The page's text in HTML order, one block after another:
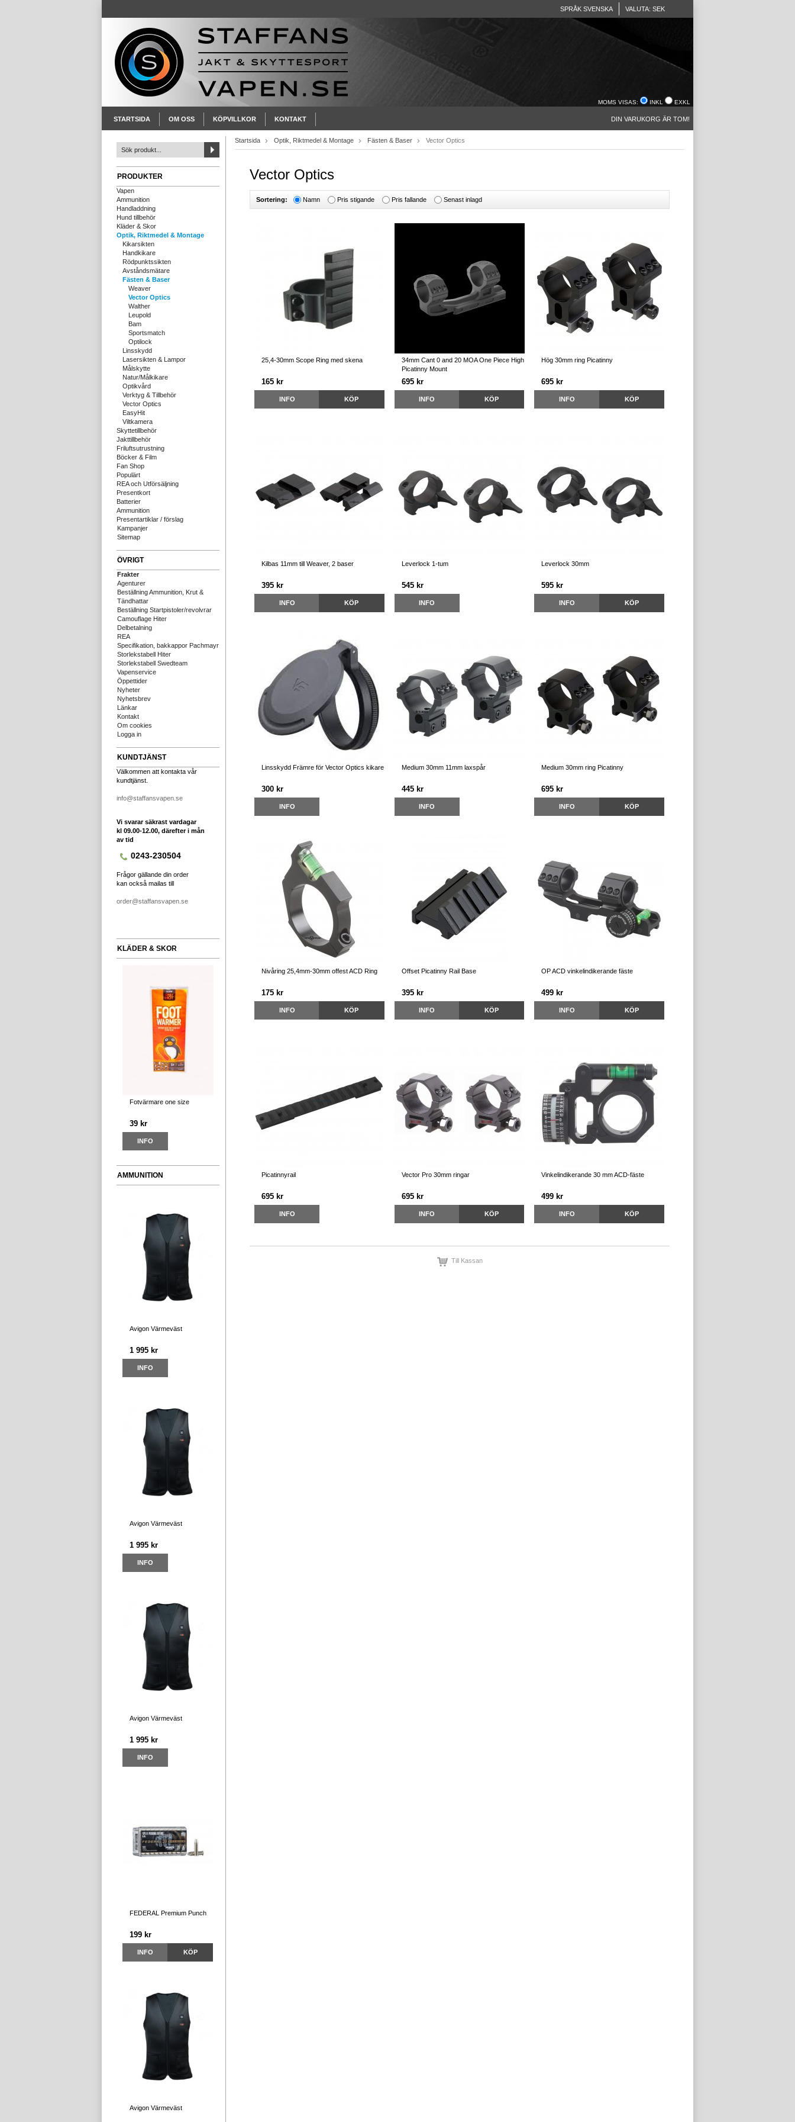
SPRÅK SVENSKA VALUTA: SEK
MOMS VISAS: INKL EXKL
STARTSIDA OM OSS KÖPVILLKOR KONTAKT DIN VARUKORG ÄR TOM!
PRODUKTER
Vapen
Ammunition
Handladdning
Hund tillbehör
Kläder & Skor
Optik, Riktmedel & Montage
Kikarsikten
Handkikare
Rödpunktssikten
Avståndsmätare
Fästen & Baser
Weaver
Vector Optics
Walther
Leupold
Bam
Sportsmatch
Optilock
Linsskydd
Lasersikten & Lampor
Målskytte
Natur/Målkikare
Optikvård
Verktyg & Tillbehör
Vector Optics
EasyHit
Viltkamera
Skyttetillbehör
Jakttillbehör
Friluftsutrustning
Böcker & Film
Fan Shop
Populärt
REA och Utförsäljning
Presentkort
Batterier
Ammunition
Presentartiklar / förslag
Kampanjer
Sitemap
ÖVRIGT
Frakter
Agenturer
Beställning Ammunition, Krut &
Tändhattar
Beställning Startpistoler/revolvrar
Camouflage Hiter
Delbetalning
REA
Specifikation, bakkappor Pachmayr
Storlekstabell Hiter
Storlekstabell Swedteam
Vapenservice
Öppettider
Nyheter
Nyhetsbrev
Länkar
Kontakt
Om cookies
Logga in
KUNDTJÄNST
Välkommen att kontakta vår
kundtjänst.
info@staffansvapen.se
Vi svarar säkrast vardagar
kl 09.00-12.00, därefter i mån
av tid
0243-230504
Frågor gällande din order
kan också mailas till
order@staffansvapen.se
KLÄDER & SKOR
Fotvärmare one size
39 kr
INFO
AMMUNITION
Avigon Värmeväst
1 995 kr
INFO
Avigon Värmeväst
1 995 kr
INFO
Avigon Värmeväst
1 995 kr
INFO
FEDERAL Premium Punch
199 kr
INFO KÖP
Avigon Värmeväst
Startsida Optik, Riktmedel & Montage Fästen & Baser Vector Optics
Vector Optics
Sortering: Namn Pris stigande Pris fallande Senast inlagd
25,4-30mm Scope Ring med skena
165 kr
INFO KÖP
34mm Cant 0 and 20 MOA One Piece High
Picatinny Mount
695 kr
INFO KÖP
Hög 30mm ring Picatinny
695 kr
INFO KÖP
Kilbas 11mm till Weaver, 2 baser
395 kr
INFO KÖP
Leverlock 1-tum
545 kr
INFO
Leverlock 30mm
595 kr
INFO KÖP
Linsskydd Främre för Vector Optics kikare
300 kr
INFO
Medium 30mm 11mm laxspår
445 kr
INFO
Medium 30mm ring Picatinny
695 kr
INFO KÖP
Nivåring 25,4mm-30mm offest ACD Ring
175 kr
INFO KÖP
Offset Picatinny Rail Base
395 kr
INFO KÖP
OP ACD vinkelindikerande fäste
499 kr
INFO KÖP
Picatinnyrail
695 kr
INFO
Vector Pro 30mm ringar
695 kr
INFO KÖP
Vinkelindikerande 30 mm ACD-fäste
499 kr
INFO KÖP
Till Kassan